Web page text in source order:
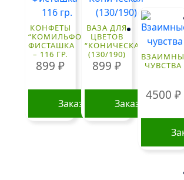
КОНФЕТЫ
“КОМИЛЬФО”
ФИСТАШКА
– 116 ГР.
899₽
Заказать
ВАЗА ДЛЯ
ЦВЕТОВ
“КОНИЧЕСКАЯ”
(130/190)
899₽
Заказать
ЧУВСТВА
4500 ₽